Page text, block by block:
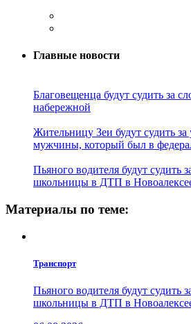
Главные новости
Благовещенца будут судить за
набережной
Жительницу Зеи будут судить за
мужчины, который был в
Пьяного водителя будут судить
школьницы в ДТП в
Материалы по теме:
Транспорт
Пьяного водителя будут судить
школьницы в ДТП в